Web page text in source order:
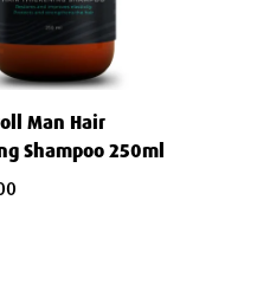
Man Hair
Shampoo 250ml